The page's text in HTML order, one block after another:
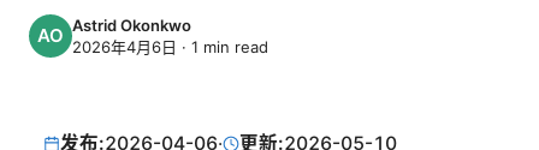
Astrid Okonkwo
2026年4月6日 · 1 min read
发布:2026-04-06· 更新:2026-05-10